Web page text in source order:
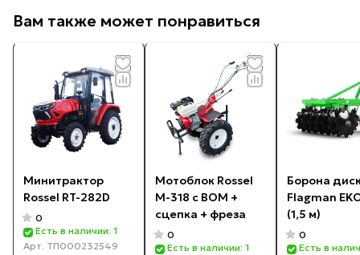
Вам также может понравиться
Минитрактор
Rossel RT-282D
0
Есть в наличии: 1
Арт. ТП000232549
Мотоблок Rossel
M-318 с ВОМ +
сцепка + фреза
0
Есть в наличии: 1
Борона
Flagman
(1,5 м)
0
Есть в